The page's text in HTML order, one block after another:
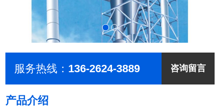
服务热线： 136-2624-3889 咨询留言
产品介绍